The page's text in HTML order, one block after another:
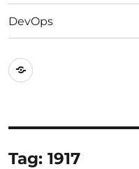
DevOps
Австралия
Tag:1917